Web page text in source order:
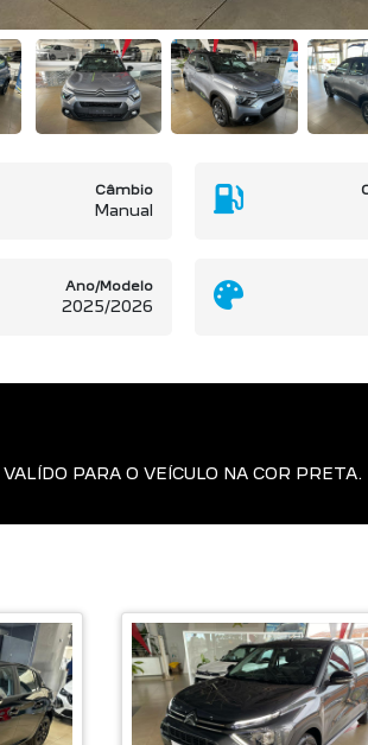
Câmbio
Manual
Ano/Modelo
2025/2026
PARA O VEÍCULO NA COR PRETA.